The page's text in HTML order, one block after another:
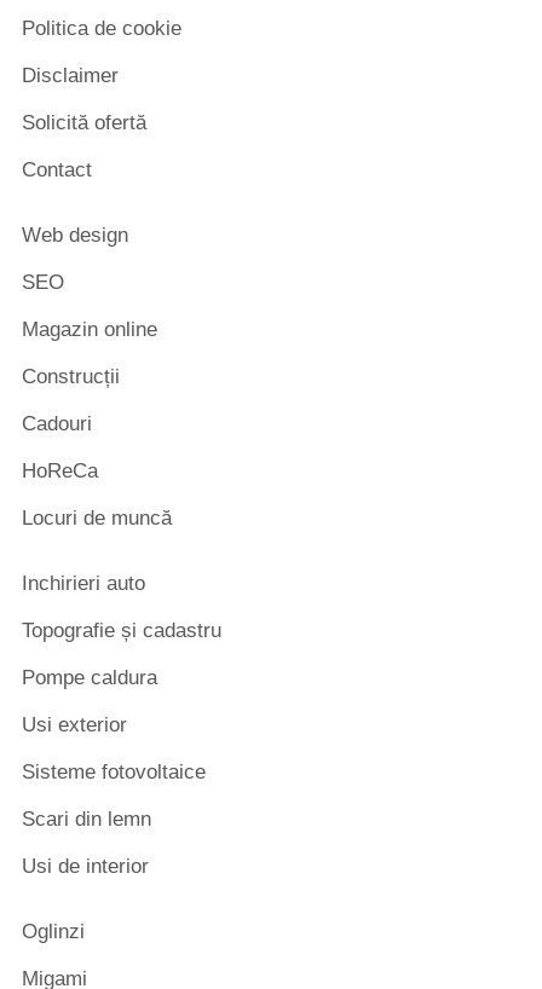
Politica de cookie
Disclaimer
Solicită ofertă
Contact
Web design
SEO
Magazin online
Construcții
Cadouri
HoReCa
Locuri de muncă
Inchirieri auto
Topografie și cadastru
Pompe caldura
Usi exterior
Sisteme fotovoltaice
Scari din lemn
Usi de interior
Oglinzi
Migami